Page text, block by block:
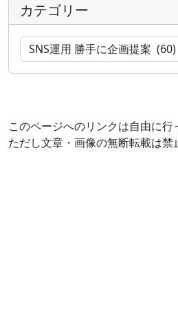
カテゴリー
このページへのリンクは自由に行
ただし文章・画像の無断転載は禁